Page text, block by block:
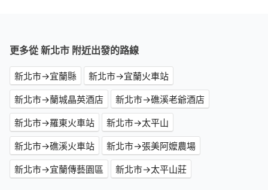
更多從 新北市 附近出發的路線
新北市→宜蘭縣
新北市→宜蘭火車站
新北市→蘭城晶英酒店
新北市→礁溪老爺酒店
新北市→羅東火車站
新北市→太平山
新北市→礁溪火車站
新北市→張美阿嬤農場
新北市→宜蘭傳藝園區
新北市→太平山莊